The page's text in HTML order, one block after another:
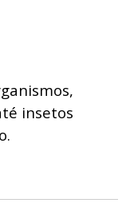
insetos